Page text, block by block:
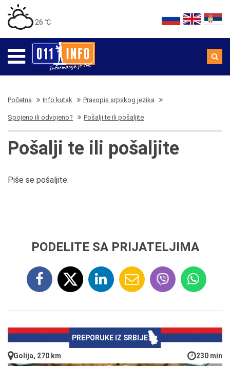
26 ℃
Početna Info kutak Pravopis srpskog jezika
Spojeno ili odvojeno? Pošalji te ili pošaljite
Pošalji te ili pošaljite
Piše se pošaljite.
PODELITE SA PRIJATELJIMA
PREPORUKE IZ SRBIJE
Golija, 270 km 230 min